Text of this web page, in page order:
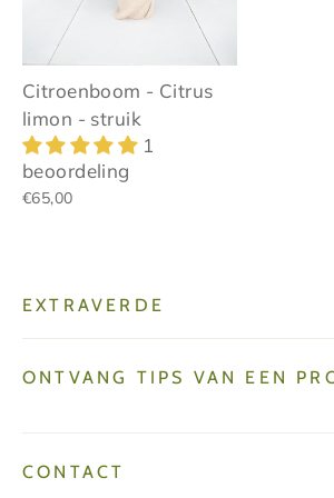
Citroenboom - Citrus
limon - struik
1
beoordeling
€65,00
EXTRAVERDE
ONTVANG TIPS VAN EEN
CONTACT